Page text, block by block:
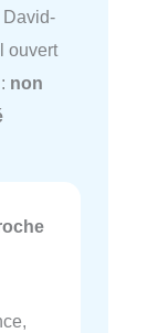
David-
ouvert
non